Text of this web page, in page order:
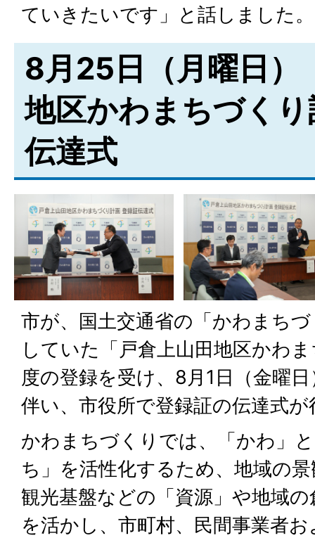
ていきたいです」と話しました。
8月25日（月曜日）
地区かわまちづく
伝達式
市が、国土交通省の「かわまち
していた「戸倉上山田地区かわ
度の登録を受け、8月1日（金曜
伴い、市役所で登録証の伝達式
かわまちづくりでは、「かわ」
ち」を活性化するため、地域の
観光基盤などの「資源」や地域
を活かし、市町村、民間事業者